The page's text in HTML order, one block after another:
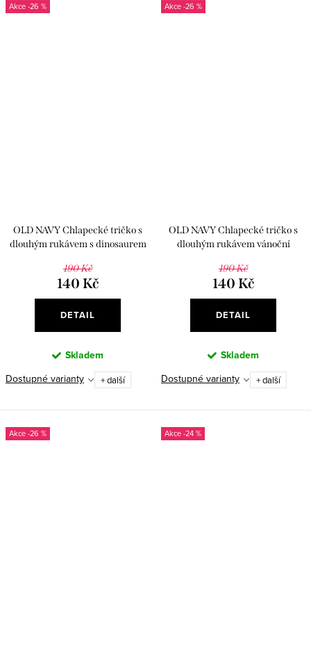
-26 %
OLD NAVY Chlapecké tričko s
dlouhým rukávem s dinosaurem
190 Kč
140 Kč
DETAIL
Skladem
Dostupné varianty + další
-26 %
OLD NAVY Chlapecké tričko s
dlouhým rukávem vánoční
190 Kč
140 Kč
DETAIL
Skladem
Dostupné varianty + další
-26 % -24 %